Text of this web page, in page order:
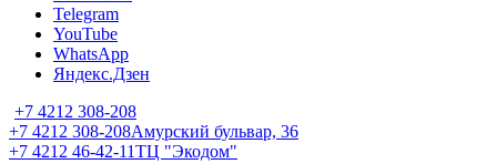
Telegram
YouTube
WhatsApp
Яндекс.Дзен
+7 4212 308-208
+7 4212 308-208Амурский бульвар, 36
+7 4212 46-42-11ТЦ "Экодом"